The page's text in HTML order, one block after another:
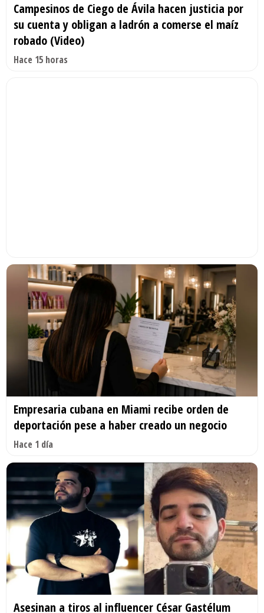
Campesinos de Ciego de Ávila hacen justicia por
su cuenta y obligan a ladrón a comerse el maíz
robado (Video)
Hace 15 horas
Empresaria cubana en Miami recibe orden de
deportación pese a haber creado un negocio
Hace 1 día
Asesinan a tiros al influencer César Gastélum